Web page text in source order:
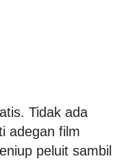
Tidak ada
adegan film
peluit sambil